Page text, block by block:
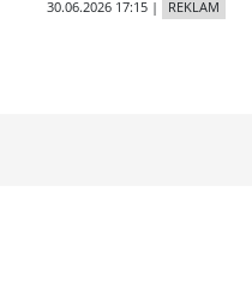
30.06.2026 17:15| REKLAM